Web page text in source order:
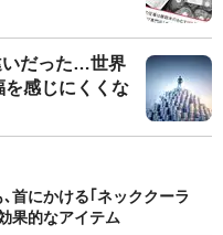
いだった…世界
を感じにくくな
首にかける｢ネッククーラ
果的なアイテム